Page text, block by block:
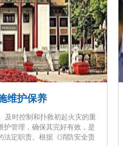
维护保养
及时控制和扑救初起火灾的重
护管理，确保其完好有效，是
法定职责。根据《消防安全责